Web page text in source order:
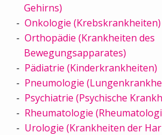
Gehirns)
Onkologie (Krebskrankheiten)
Orthopädie (Krankheiten des
Bewegungsapparates)
Pädiatrie (Kinderkrankheiten)
Pneumologie
Psychiatrie (Psychische
Rheumatologie
Urologie (Krankheiten der